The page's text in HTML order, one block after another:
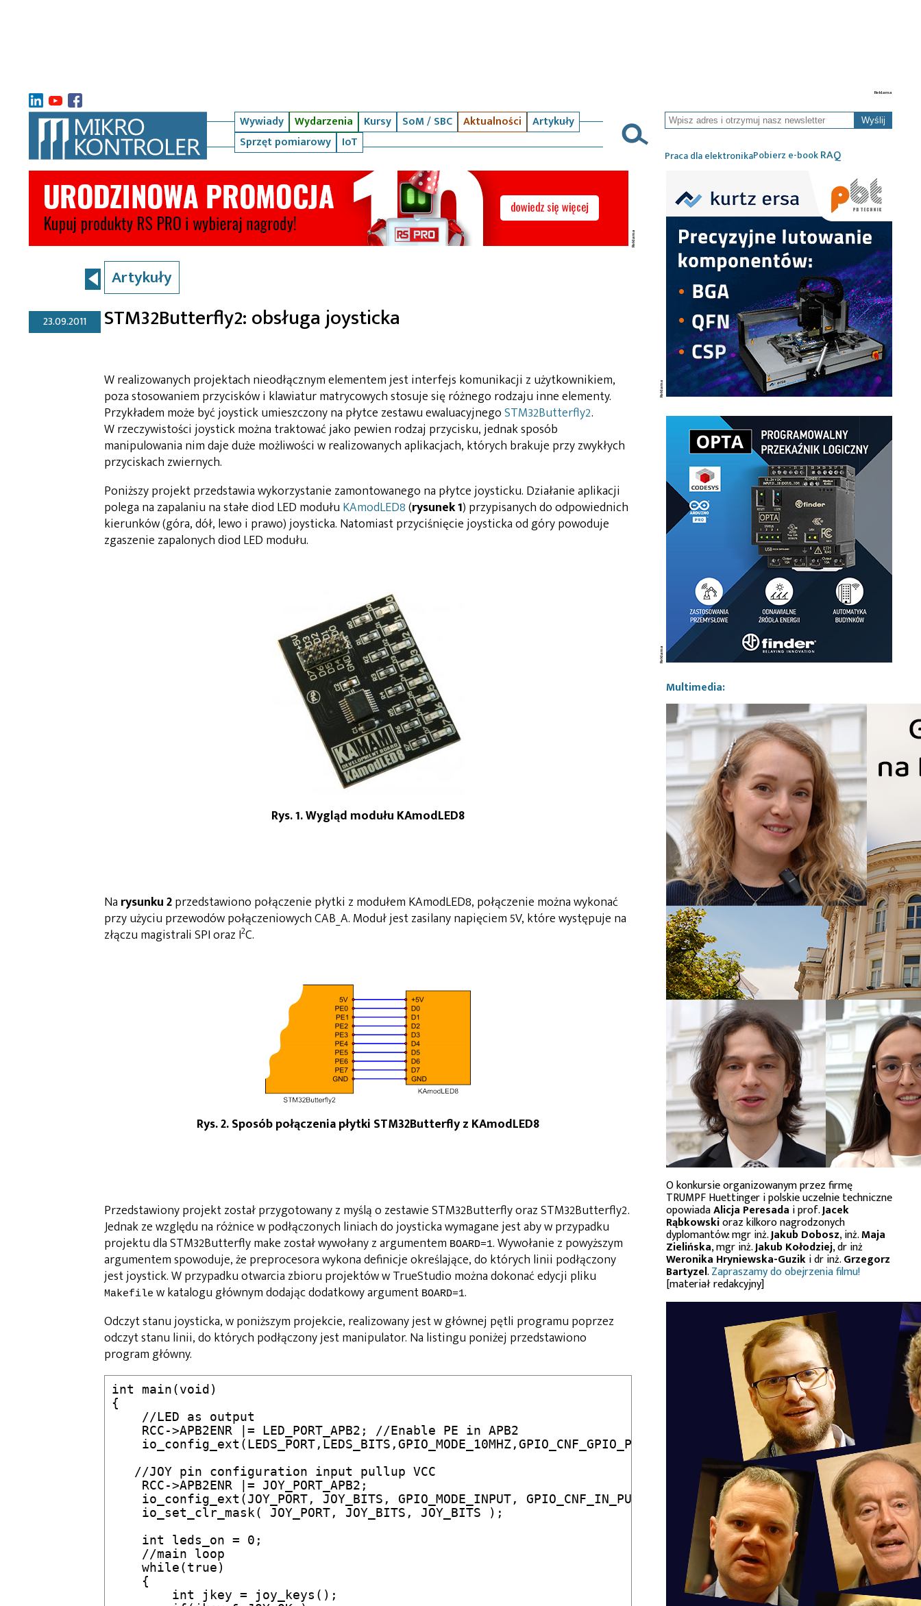
Wywiady Wydarzenia Kursy SoM / SBC Aktualności
Artykuły
Sprzęt pomiarowy
IoT
Wyślij
Praca dla elektronikaPobierz e-bookRAQ
Artykuły
23.09.2011 STM32Butterfly2: obsługa joysticka
W realizowanych projektach nieodłącznym elementem jest interfejs komunikacji z użytkownikiem,
poza stosowaniem przycisków i klawiatur matrycowych stosuje się różnego rodzaju inne elementy.
Przykładem może być joystick umieszczony na płytce zestawu ewaluacyjnegoSTM32Butterfly2.
W rzeczywistości joystick można traktować jako pewien rodzaj przycisku, jednak sposób
manipulowania nim daje duże możliwości w realizowanych aplikacjach, których brakuje przy zwykłych
przyciskach zwiernych.
Poniższy projekt przedstawia wykorzystanie zamontowanego na płytce joysticku. Działanie aplikacji
polega na zapalaniu na stałe diod LED modułu KAmodLED8(rysunek 1) przypisanych do odpowiednich
kierunków (góra, dół, lewo i prawo) joysticka. Natomiast przyciśnięcie joysticka od góry powoduje
zgaszenie zapalonych diod LED modułu.
Rys. 1. Wygląd modułu KAmodLED8
Na rysunku 2przedstawiono połączenie płytki z modułem KAmodLED8, połączenie można wykonać
przy użyciu przewodów połączeniowych CAB_A. Moduł jest zasilany napięciem 5V, które występuje na
złączu magistrali SPI oraz I2C.
Rys. 2. Sposób połączenia płytki STM32Butterfly z KAmodLED8
Przedstawiony projekt został przygotowany z myślą o zestawie STM32Butterfly oraz STM32Butterfly2.
Jednak ze względu na różnice w podłączonych liniach do joysticka wymagane jest aby w przypadku
projektu dla STM32Butterfly make został wywołany z argumentem BOARD=1. Wywołanie z powyższym
argumentem spowoduje, że preprocesora wykona definicje określające, do których linii podłączony
jest joystick. W przypadku otwarcia zbioru projektów w TrueStudio można dokonać edycji pliku
Makefile w katalogu głównym dodając dodatkowy argument BOARD=1.
Odczyt stanu joysticka, w poniższym projekcie, realizowany jest w głównej pętli programu poprzez
odczyt stanu linii, do których podłączony jest manipulator. Na listingu poniżej przedstawiono
program główny.
int main(void)
{
    //LED as output
    RCC->APB2ENR |= LED_PORT_APB2; //Enable PE in APB2
    io_config_ext(LEDS_PORT,LEDS_BITS,GPIO_MODE_10MHZ,GPIO_CNF_GPIO_PP);
   //JOY pin configuration input pullup VCC
    RCC->APB2ENR |= JOY_PORT_APB2;
    io_config_ext(JOY_PORT, JOY_BITS, GPIO_MODE_INPUT, GPIO_CNF_IN_PULLUP );
    io_set_clr_mask( JOY_PORT, JOY_BITS, JOY_BITS );
    int leds_on = 0;
    //main loop
    while(true)
    {
Multimedia:
O konkursie organizowanym przez firmę
TRUMPF Huettinger i polskie uczelnie techniczne
opowiadaAlicja Peresada i prof.Jacek
Rąbkowskioraz kilkoro nagrodzonych
dyplomantów: mgr inż.Jakub Dobosz, inż.Maja
Zielińska, mgr inż.Jakub Kołodziej, dr inż
Weronika Hryniewska-Guziki dr inż.Grzegorz
Bartyzel.Zapraszamy do obejrzenia filmu!
[materiał redakcyjny]